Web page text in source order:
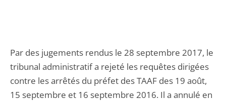
Par des jugements rendus le 28 septembre 2017, le
tribunal administratif a rejeté les requêtes dirigées
contre les arrêtés du préfet des TAAF des 19 août,
15 septembre et 16 septembre 2016. Il a annulé en